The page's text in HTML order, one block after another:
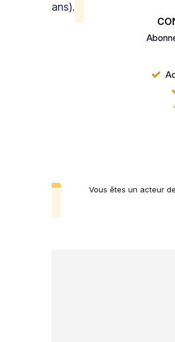
ans).
Vous êtes un acteur